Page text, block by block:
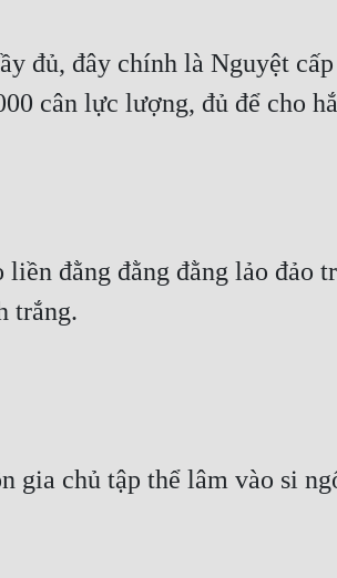
đủ, đây chính là Nguyệt
cân lực lượng, đủ để cho
đằng đằng đằng lảo đảo
trắng.
gia chủ tập thể lâm vào si